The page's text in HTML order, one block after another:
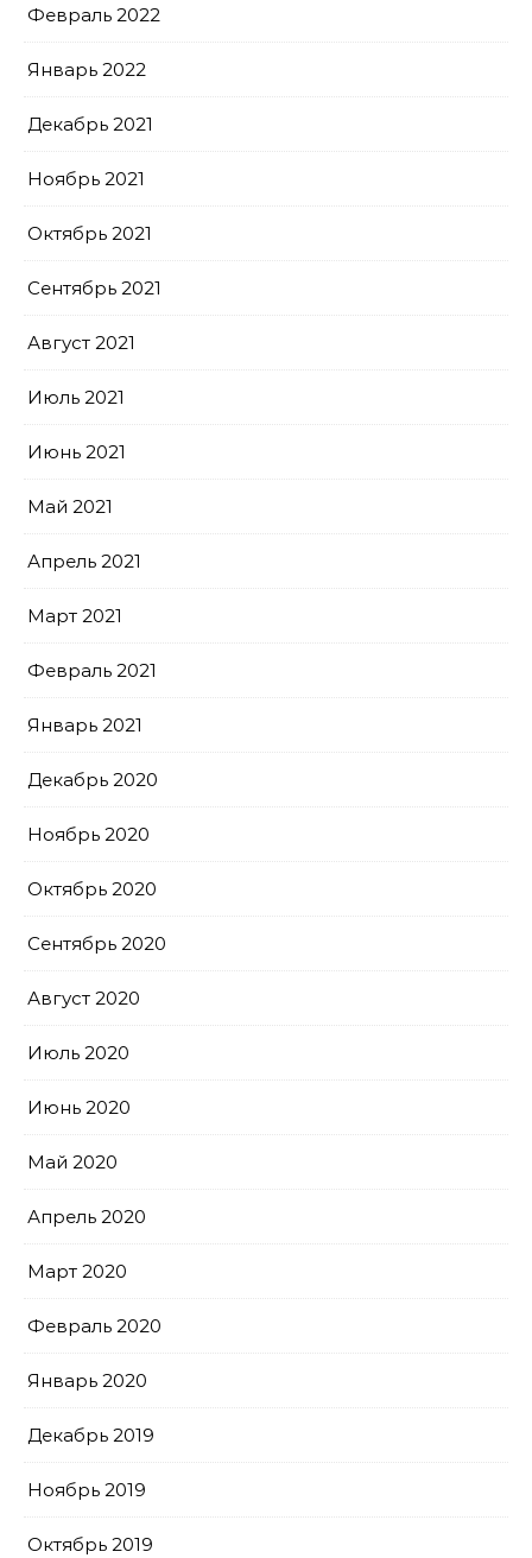
Февраль 2022
Январь 2022
Декабрь 2021
Ноябрь 2021
Октябрь 2021
Сентябрь 2021
Август 2021
Июль 2021
Июнь 2021
Май 2021
Апрель 2021
Март 2021
Февраль 2021
Январь 2021
Декабрь 2020
Ноябрь 2020
Октябрь 2020
Сентябрь 2020
Август 2020
Июль 2020
Июнь 2020
Май 2020
Апрель 2020
Март 2020
Февраль 2020
Январь 2020
Декабрь 2019
Ноябрь 2019
Октябрь 2019